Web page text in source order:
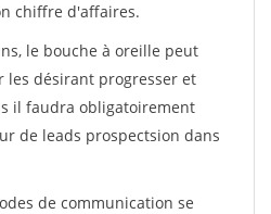
chiffre d'affaires.
le bouche à oreille peut
les désirant progresser et
il faudra obligatoirement
de leads prospectsion dans
de communication se